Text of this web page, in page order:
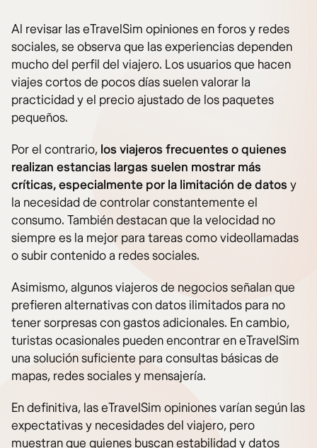
Al revisar las eTravelSim opiniones en foros y redes
sociales, se observa que las experiencias dependen
mucho del perfil del viajero. Los usuarios que hacen
viajes cortos de pocos días suelen valorar la
practicidad y el precio ajustado de los paquetes
pequeños.
Por el contrario, los viajeros frecuentes o quienes
realizan estancias largas suelen mostrar más
críticas, especialmente por la limitación de datosy
la necesidad de controlar constantemente el
consumo. También destacan que la velocidad no
siempre es la mejor para tareas como videollamadas
o subir contenido a redes sociales.
Asimismo, algunos viajeros de negocios señalan que
prefieren alternativas con datos ilimitados para no
tener sorpresas con gastos adicionales. En cambio,
turistas ocasionales pueden encontrar en eTravelSim
una solución suficiente para consultas básicas de
mapas, redes sociales y mensajería.
En definitiva, las eTravelSim opiniones varían según las
expectativas y necesidades del viajero, pero
muestran que quienes buscan estabilidad y datos